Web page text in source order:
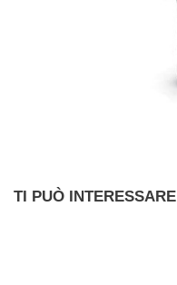
TI PUÒ INTERESSARE